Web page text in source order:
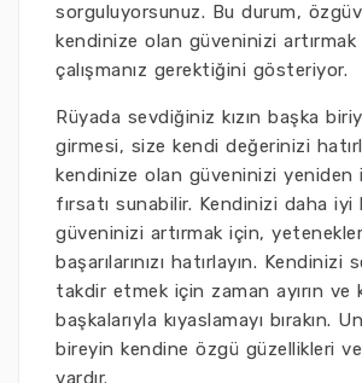
sorguluyorsunuz. Bu durum,
kendinize olan güveninizi artırmak
çalışmanız gerektiğini gösteriyor.
Rüyada sevdiğiniz kızın başka
girmesi, size kendi değerinizi
kendinize olan güveninizi yeniden
fırsatı sunabilir. Kendinizi daha
güveninizi artırmak için,
başarılarınızı hatırlayın. Kendinizi
takdir etmek için zaman ayırın ve
başkalarıyla kıyaslamayı bırakın.
bireyin kendine özgü güzellikleri
vardır.